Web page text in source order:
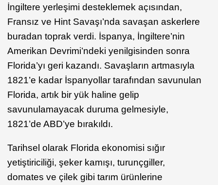
İngiltere yerleşimi desteklemek açısından,
Fransız ve Hint Savaşı’nda savaşan askerlere
buradan toprak verdi. İspanya, İngiltere’nin
Amerikan Devrimi’ndeki yenilgisinden sonra
Florida’yı geri kazandı. Savaşların artmasıyla
1821’e kadar İspanyollar tarafından savunulan
Florida, artık bir yük haline gelip
savunulamayacak duruma gelmesiyle,
1821’de ABD’ye bırakıldı.
Tarihsel olarak Florida ekonomisi sığır
yetiştiriciliği, şeker kamışı, turunçgiller,
domates ve çilek gibi tarım ürünlerine